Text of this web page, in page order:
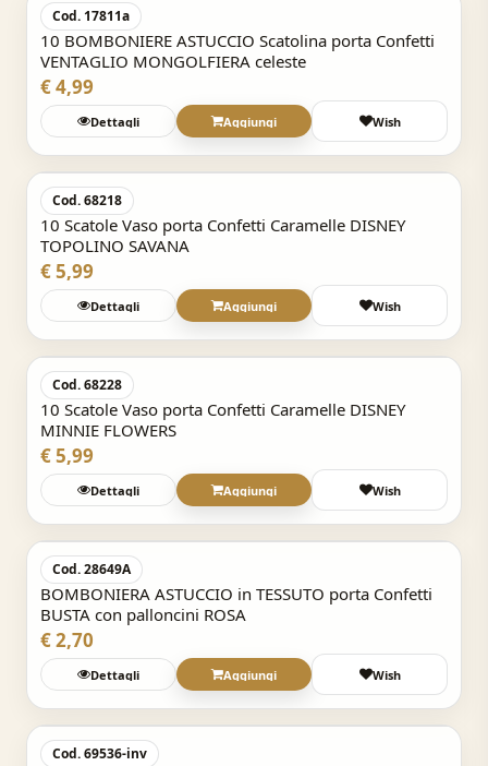
Cod. 17811a
10 BOMBONIERE ASTUCCIO Scatolina porta Confetti
VENTAGLIO MONGOLFIERA celeste
€ 4,99
Dettagli Aggiungi Wish
Acquisto Veloce
Cod. 68218
10 Scatole Vaso porta Confetti Caramelle DISNEY
TOPOLINO SAVANA
€ 5,99
Dettagli Aggiungi Wish
Acquisto Veloce
Cod. 68228
10 Scatole Vaso porta Confetti Caramelle DISNEY
MINNIE FLOWERS
€ 5,99
Dettagli Aggiungi Wish
Acquisto Veloce
Cod. 28649A
BOMBONIERA ASTUCCIO in TESSUTO porta Confetti
BUSTA con palloncini ROSA
€ 2,70
Dettagli Aggiungi Wish
Acquisto Veloce
Cod. 69536-inv